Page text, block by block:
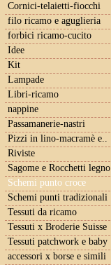
Cornici-telaietti-fiocchi
filo ricamo e aguglieria
forbici ricamo-cucito
Idee
Kit
Lampade
Libri-ricamo
nappine
Passamanerie-nastri
Pizzi in lino-macramè e..
Riviste
Sagome e Rocchetti legno
Schemi punto croce
Schemi punti tradizionali
Tessuti da ricamo
Tessuti x Broderie Suisse
Tessuti patchwork e baby
accessori x borse e simili